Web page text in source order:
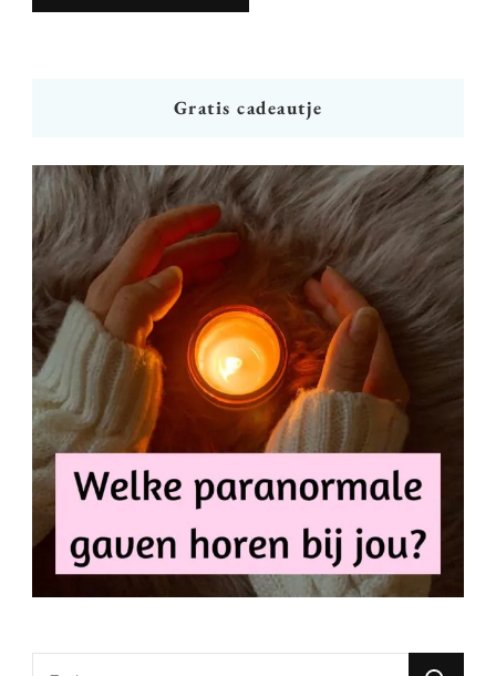
Gratis cadeautje
Looking